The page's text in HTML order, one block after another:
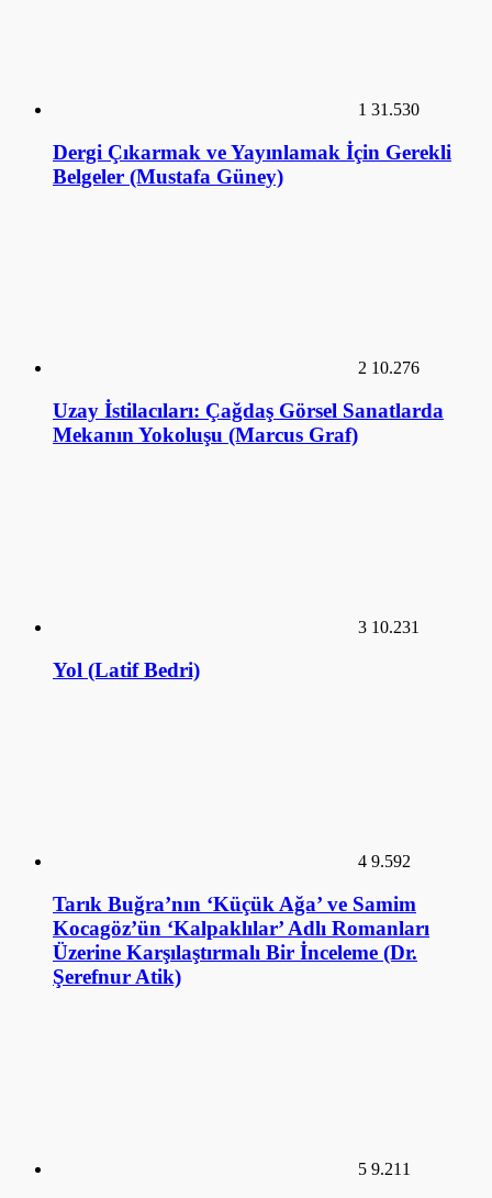
1 31.530
Dergi Çıkarmak ve Yayınlamak İçin Gerekli
Belgeler (Mustafa Güney)
2 10.276
Uzay İstilacıları: Çağdaş Görsel Sanatlarda
Mekanın Yokoluşu (Marcus Graf)
3 10.231
Yol (Latif Bedri)
4 9.592
Tarık Buğra’nın ‘Küçük Ağa’ ve Samim
Kocagöz’ün ‘Kalpaklılar’ Adlı Romanları
Üzerine Karşılaştırmalı Bir İnceleme (Dr.
Şerefnur Atik)
5 9.211